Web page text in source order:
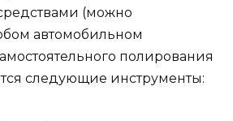
(можно
автомобильном
полирования
следующие инструменты: